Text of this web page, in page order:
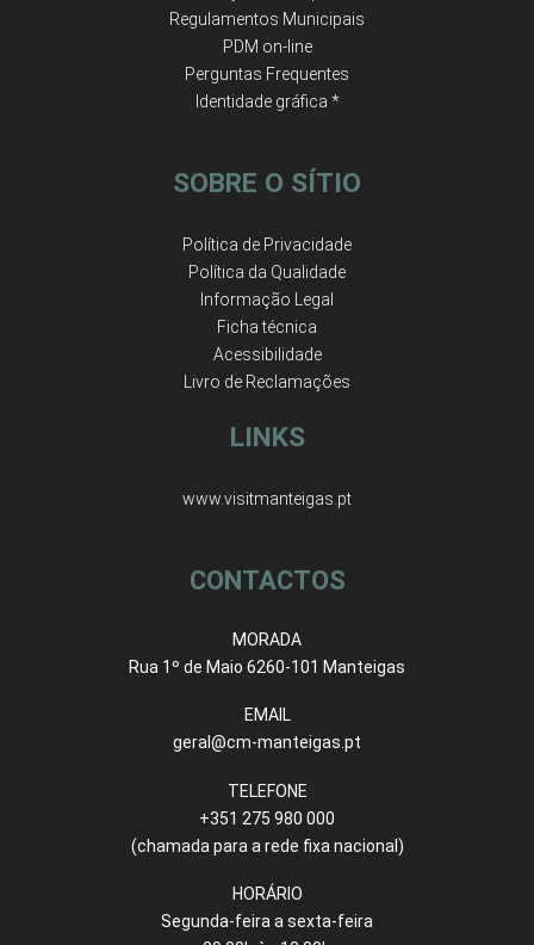
Regulamentos Municipais
PDM on-line
Perguntas Frequentes
Identidade gráfica *
SOBRE O SÍTIO
Política de Privacidade
Política da Qualidade
Informação Legal
Ficha técnica
Acessibilidade
Livro de Reclamações
LINKS
www.visitmanteigas.pt
CONTACTOS
MORADA
Rua 1º de Maio 6260-101 Manteigas
EMAIL
geral@cm-manteigas.pt
TELEFONE
+351 275 980 000
(chamada para a rede fixa nacional)
HORÁRIO
Segunda-feira a sexta-feira